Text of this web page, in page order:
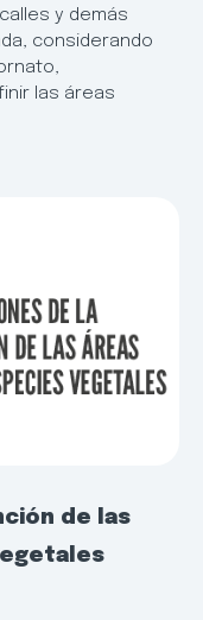
y demás
considerando
las áreas
de las